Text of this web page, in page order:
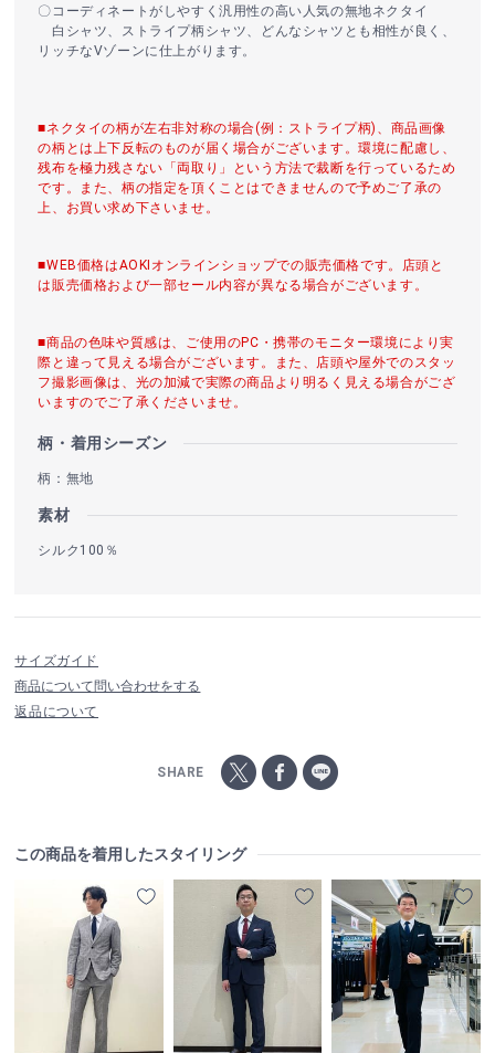
〇コーディネートがしやすく汎用性の高い人気の無地ネクタイ
白シャツ、ストライプ柄シャツ、どんなシャツとも相性が良く、
リッチなVゾーンに仕上がります。
■ネクタイの柄が左右非対称の場合(例：ストライプ柄)、商品画像
の柄とは上下反転のものが届く場合がございます。環境に配慮し、
残布を極力残さない「両取り」という方法で裁断を行っているため
です。また、柄の指定を頂くことはできませんので予めご了承の
上、お買い求め下さいませ。
■WEB価格はAOKIオンラインショップでの販売価格です。店頭と
は販売価格および一部セール内容が異なる場合がございます。
■商品の色味や質感は、ご使用のPC・携帯のモニター環境により実
際と違って見える場合がございます。また、店頭や屋外でのスタッ
フ撮影画像は、光の加減で実際の商品より明るく見える場合がござ
いますのでご了承くださいませ。
柄・着用シーズン
柄：無地
素材
シルク100％
サイズガイド
商品について問い合わせをする
返品について
SHARE
この商品を着用したスタイリング